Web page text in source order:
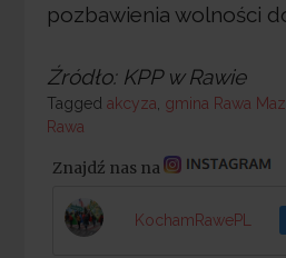
pozbawienia wolności
Źródło: KPP w Rawie
Tagged
Tagged akcyza, gmina Rawa
Rawa
Znajdź nas na
KochamRawePL